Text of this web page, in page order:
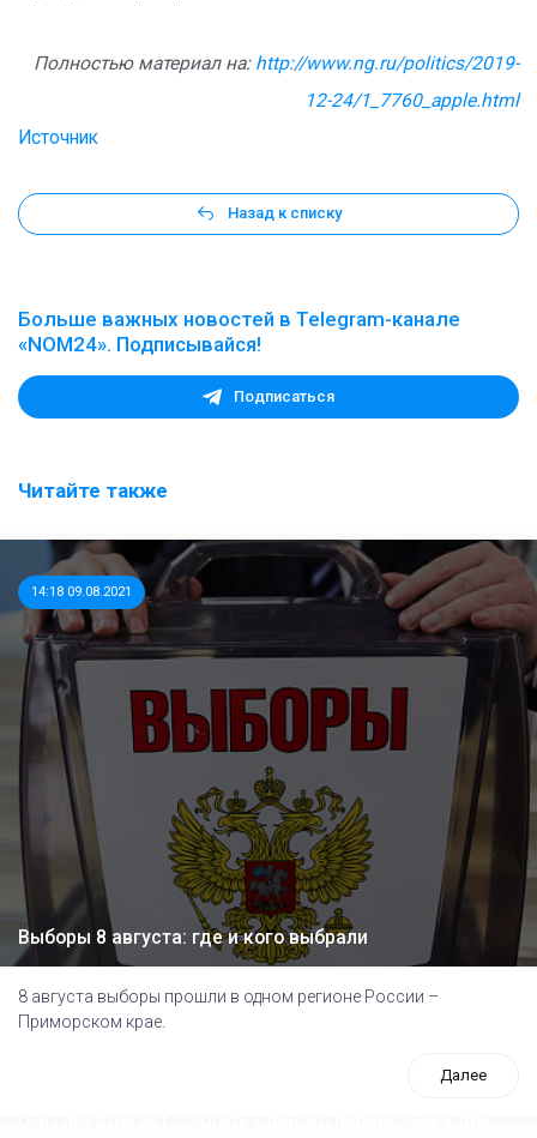
Полностью материал на: http://www.ng.ru/politics/2019-
12-24/1_7760_apple.html
Источник
Назад к списку
Больше важных новостей в Telegram-канале
«NOM24». Подписывайся!
Подписаться
Читайте также
14:18 09.08.2021
Выборы 8 августа: где и кого выбрали
8 августа выборы прошли в одном регионе России –
Приморском крае.
Далее